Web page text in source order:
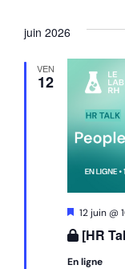
juin 2026
VEN
12
[HR
Mis
avant
12 juin @
En ligne